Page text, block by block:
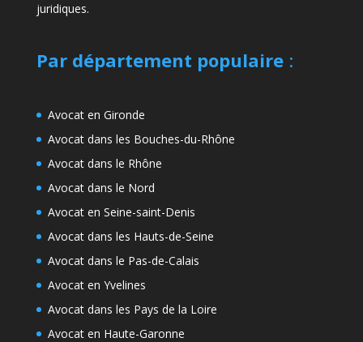
juridiques.
Par département populaire:
Avocat en Gironde
Avocat dans les Bouches-du-Rhône
Avocat dans le Rhône
Avocat dans le Nord
Avocat en Seine-saint-Denis
Avocat dans les Hauts-de-Seine
Avocat dans le Pas-de-Calais
Avocat en Yvelines
Avocat dans les Pays de la Loire
Avocat en Haute-Garonne